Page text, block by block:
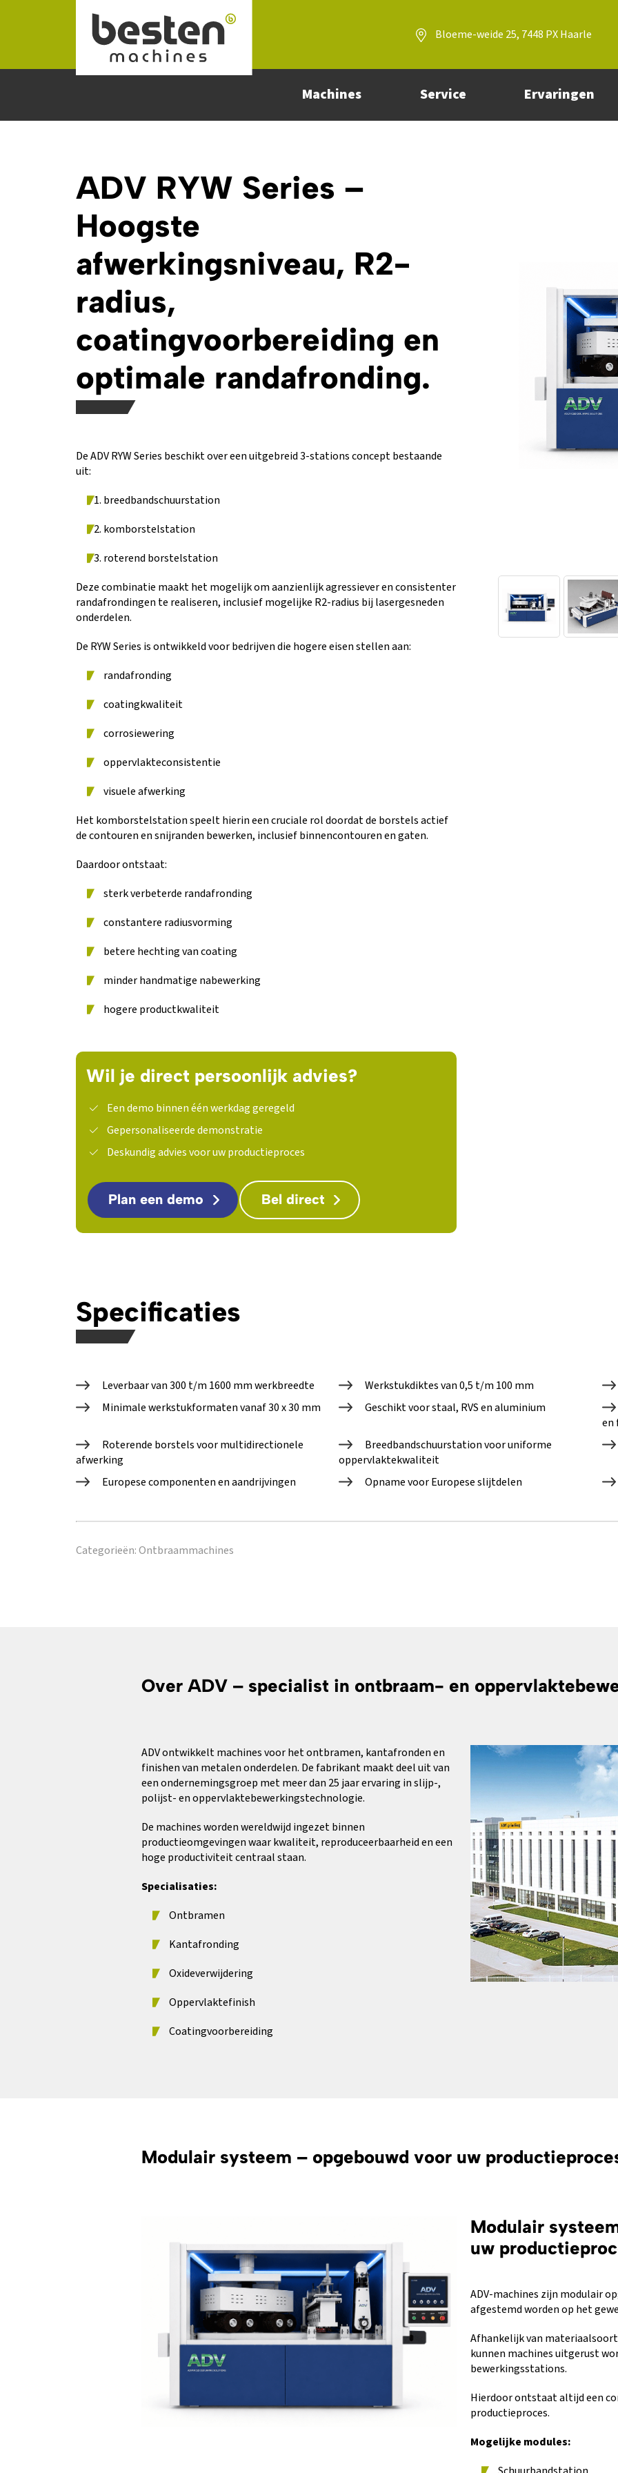
Naar hoofdinhoud
Bloeme-weide 25, 7448 PX Haarle
Machines Service Ervaringen
ADV RYW Series –
Hoogste
afwerkingsniveau, R2-
radius,
coatingvoorbereiding en
optimale randafronding.
De ADV RYW Series beschikt over een uitgebreid 3-stations concept bestaande
uit:
breedbandschuurstation
komborstelstation
roterend borstelstation
Deze combinatie maakt het mogelijk om aanzienlijk agressiever en consistenter
randafrondingen te realiseren, inclusief mogelijke R2-radius bij lasergesneden
onderdelen.
De RYW Series is ontwikkeld voor bedrijven die hogere eisen stellen aan:
randafronding
coatingkwaliteit
corrosiewering
oppervlakteconsistentie
visuele afwerking
Het komborstelstation speelt hierin een cruciale rol doordat de borstels actief
de contouren en snijranden bewerken, inclusief binnencontouren en gaten.
Daardoor ontstaat:
sterk verbeterde randafronding
constantere radiusvorming
betere hechting van coating
minder handmatige nabewerking
hogere productkwaliteit
Wil je direct persoonlijk advies?
Een demo binnen één werkdag geregeld
Gepersonaliseerde demonstratie
Deskundig advies voor uw productieproces
Plan een demo Bel direct
Specificaties
Leverbaar van 300 t/m 1600 mm werkbreedte
Werkstukdiktes van 0,5 t/m 100 mm
Minimale werkstukformaten vanaf 30 x 30 mm
Geschikt voor staal, RVS en aluminium
en
Roterende borstels voor multidirectionele
afwerking
Breedbandschuurstation voor uniforme
oppervlaktekwaliteit
Europese componenten en aandrijvingen
Opname voor Europese slijtdelen
Categorieën:Ontbraammachines
Over ADV – specialist in ontbraam- en
ADV ontwikkelt machines voor het ontbramen, kantafronden en
finishen van metalen onderdelen. De fabrikant maakt deel uit van
een ondernemingsgroep met meer dan 25 jaar ervaring in slijp-,
polijst- en oppervlaktebewerkingstechnologie.
De machines worden wereldwijd ingezet binnen
productieomgevingen waar kwaliteit, reproduceerbaarheid en een
hoge productiviteit centraal staan.
Specialisaties:
Ontbramen
Kantafronding
Oxideverwijdering
Oppervlaktefinish
Coatingvoorbereiding
Modulair systeem – opgebouwd voor uw
Modulair
uw
ADV-machines zijn modulair
afgestemd worden op het
Afhankelijk van
kunnen machines uitgerust
bewerkingsstations.
Hierdoor ontstaat altijd een
productieproces.
Mogelijke modules: